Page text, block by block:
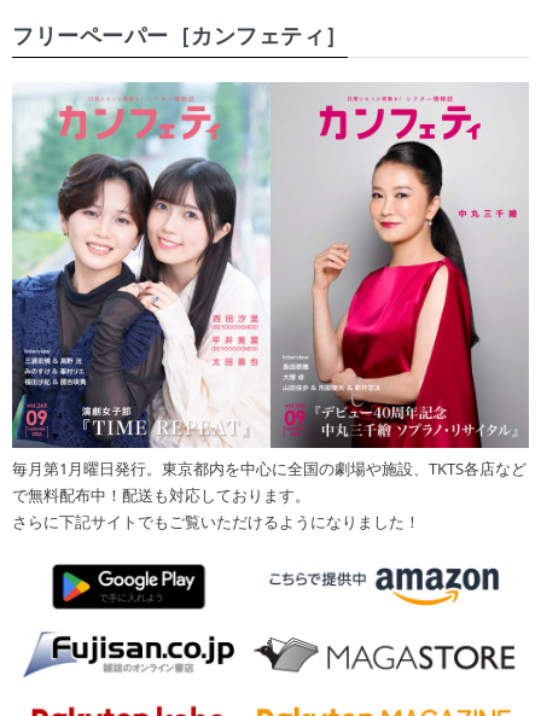
フリーペーパー［カンフェティ］
毎月第1月曜日発行。東京都内を中心に全国の劇場や施設、TKTS各店など
で無料配布中！配送も対応しております。
さらに下記サイトでもご覧いただけるようになりました！